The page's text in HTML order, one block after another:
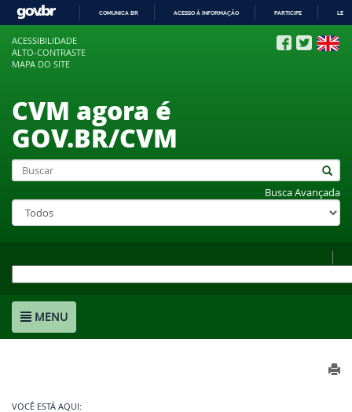
COMUNICA BR ACESSO À INFORMAÇÃO PARTICIPE
ACESSIBILIDADE
ALTO-CONTRASTE
MAPA DO SITE
CVM agora é
GOV.BR/CVM
Busca Avançada
MENU
VOCÊ ESTÁ AQUI: